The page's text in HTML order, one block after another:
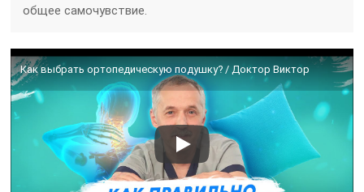
общее самочувствие.
Как выбрать ортопедическую подушку? / Доктор Виктор